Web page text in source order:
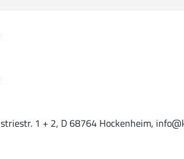
1 + 2, D 68764 Hockenheim,